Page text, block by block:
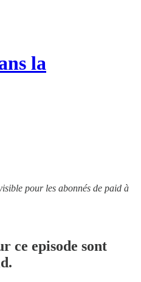
la
pour les abonnés de paid à
ce episode sont